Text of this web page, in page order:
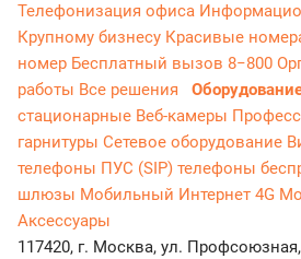
Телефонизация офиса
Крупному бизнесу Красивые
номер Бесплатный вызов 8−800
работы Все решения
стационарные Веб-камеры
гарнитуры Сетевое оборудование
телефоны ПУС (SIP) телефоны
шлюзы Мобильный Интернет 4G
Аксессуары
117420, г. Москва, ул.